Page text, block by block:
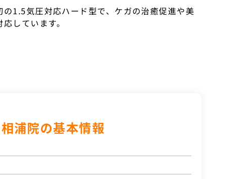
1.5気圧対応ハード型で、ケガの治癒促進や美
しています。
浦院の基本情報